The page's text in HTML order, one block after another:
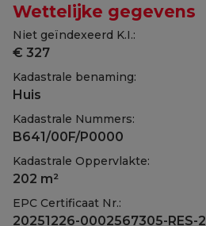
Wettelijke gegevens
Niet geïndexeerd K.I.:
€ 327
Kadastrale benaming:
Huis
Kadastrale Nummers:
B641/00F/P0000
Kadastrale Oppervlakte:
202 m²
EPC Certificaat Nr.:
20251226-0002567305-RES-2